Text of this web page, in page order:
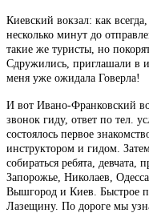
Киевский вокзал: как
несколько минут до
такие же туристы, но
Сдружились, приглашали в
меня уже ожидала Говерла!
И вот Ивано-Франковский
звонок гиду, ответ по тел.
состоялось первое
инструктором и гидом.
собираться ребята,
Запорожье, Николаев,
Вышгород и Киев. Быстрое
Лазещину. По дороге мы